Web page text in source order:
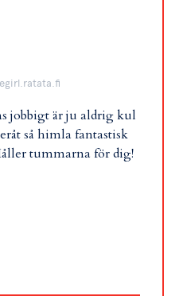
jobbigt är ju aldrig kul
så himla fantastisk
tummarna för dig!